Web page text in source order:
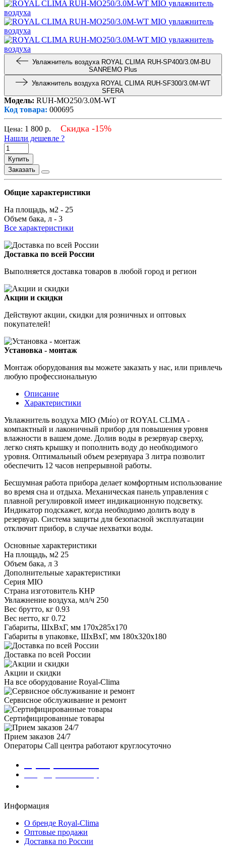
Увлажнитель воздуха ROYAL CLIMA RUH-SP400/3.0M-BU
SANREMO Plus
Увлажнитель воздуха ROYAL CLIMA RUH-SF300/3.0M-WT
SFERA
Модель: RUH-MO250/3.0M-WT
Код товара: 000695
Цена: 1 800 р. Скидка -15%
Нашли дешевле ?
Купить
Заказать
Общие характеристики
На площадь, м2 - 25
Объем бака, л - 3
Все характеристики
Доставка по всей России
Выполняется доставка товаров в любой город и регион
Акции и скидки
Действуют акции, скидки для розничных и оптовых
покупателей!
Установка - монтаж
Монтаж оборудования вы можете заказать у нас, или привлечь
любую профессиональную
Описание
Характеристики
Увлажнитель воздуха MIO (Ми́о) от ROYAL CLIMA -
компактный и лаконичный прибор для повышения уровня
влажности в вашем доме. Долив воды в резервуар сверху,
легко снять крышку и пополнить воду до необходимого
уровня. Оптимальный объем резервуара 3 литра позволит
обеспечить 12 часов непрерывной работы.
Бесшумная работа прибора делает комфортным использование
во время сна и отдыха. Механическая панель управления с
плавной регулировкой имеет индикационную подсветку.
Индикатор подскажет, когда необходимо долить воду в
резервуар. Система защиты для безопасной эксплуатации
отключит прибор, в случае нехватки воды.
Основные характеристики
На площадь, м2 25
Объем бака, л 3
Дополнительные характеристики
Серия MIO
Страна изготовитель КНР
Увлажнение воздуха, мл/ч 250
Вес брутто, кг 0.93
Вес нетто, кг 0.72
Габариты, ШxВxГ, мм 170x285x170
Габариты в упаковке, ШxВxГ, мм 180x320x180
Доставка по всей России
Акции и скидки
На все оборудование Royal-Clima
Сервисное обслуживание и ремонт
Сертифицированные товары
Прием заказов 24/7
Операторы Call центра работают круглосуточно
Информация
О бренде Royal-Clima
Оптовые продажи
Доставка по России